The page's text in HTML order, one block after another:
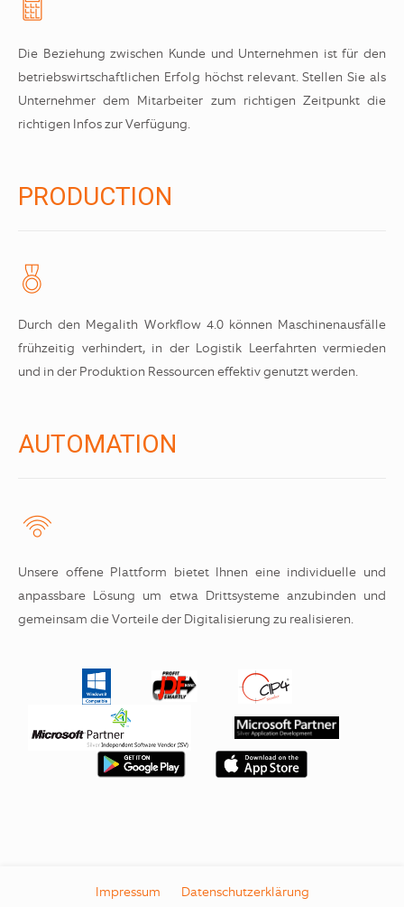
Die Beziehung zwischen Kunde und Unternehmen ist für den
betriebswirtschaftlichen Erfolg höchst relevant. Stellen Sie als
Unternehmer dem Mitarbeiter zum richtigen Zeitpunkt die
richtigen Infos zur Verfügung.
PRODUCTION
Durch den Megalith Workflow 4.0 können Maschinenausfälle
frühzeitig verhindert, in der Logistik Leerfahrten vermieden
und in der Produktion Ressourcen effektiv genutzt werden.
AUTOMATION
Unsere offene Plattform bietet Ihnen eine individuelle und
anpassbare Lösung um etwa Drittsysteme anzubinden und
gemeinsam die Vorteile der Digitalisierung zu realisieren.
Impressum
Datenschutzerklärung